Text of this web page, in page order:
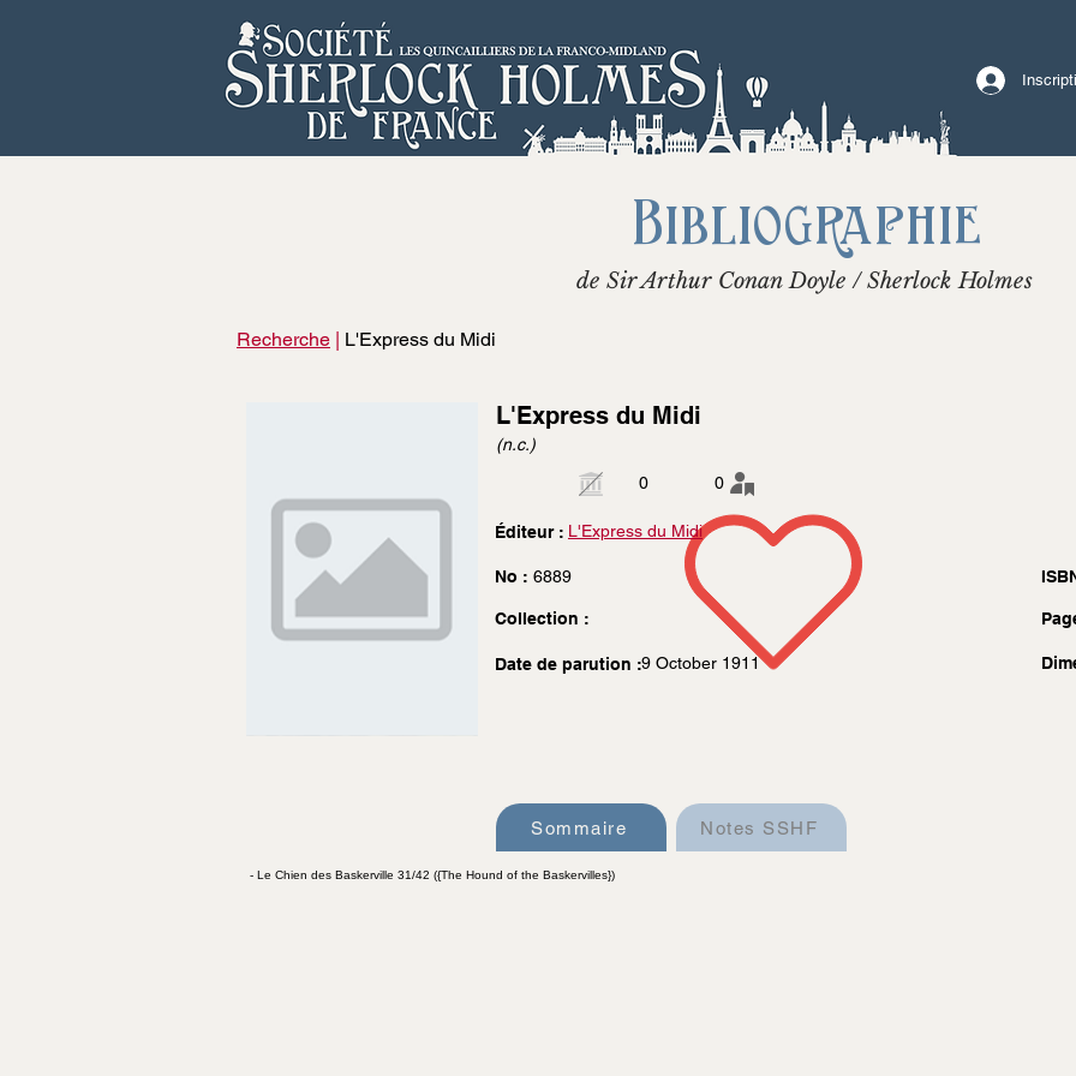
Bibliographie
de Sir Arthur Conan Doyle / Sherlock Holmes
Recherche | L'Express du Midi
L'Express du Midi
(n.c.)
0
0
Éditeur : L'Express du Midi
No : 6889
Collection :
Date de parution :9 October 1911
Sommaire Notes SSHF
- Le Chien des Baskerville 31/42 ({The Hound of the Baskervilles})